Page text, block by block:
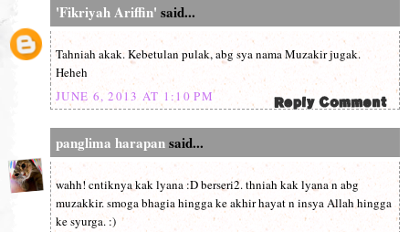
'Fikriyah Ariffin' said...
Tahniah akak. Kebetulan pulak, abg sya nama Muzakir jugak.
Heheh
JUNE 6, 2013 AT 1:10 PM
panglima harapansaid...
wahh! cntiknya kak lyana :D berseri2. thniah kak lyana n abg
muzakkir. smoga bhagia hingga ke akhir hayat n insya Allah hingga
ke syurga. :)